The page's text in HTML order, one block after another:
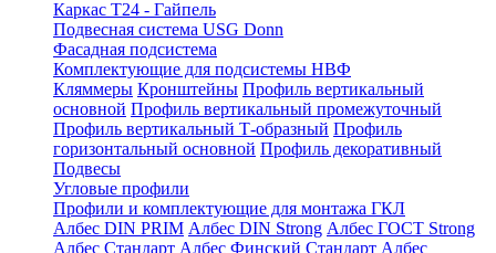
Каркас Т24 - Гайпель
Подвесная система USG Donn
Фасадная подсистема
Комплектующие для подсистемы НВФ
Кляммеры Кронштейны Профиль вертикальный
основной Профиль вертикальный промежуточный
Профиль вертикальный Т-образный Профиль
горизонтальный основной Профиль декоративный
Подвесы
Угловые профили
Профили и комплектующие для монтажа ГКЛ
Албес DIN PRIM Албес DIN Strong Албес ГОСТ Strong
Албес Стандарт Албес Финский Стандарт Албес